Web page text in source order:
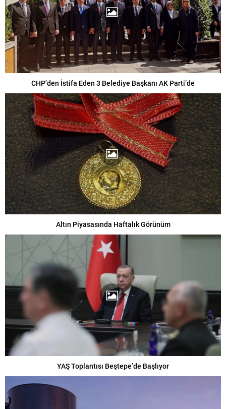
CHP’den İstifa Eden 3 Belediye Başkanı AK Parti’de
Altın Piyasasında Haftalık Görünüm
YAŞ Toplantısı Beştepe’de Başlıyor